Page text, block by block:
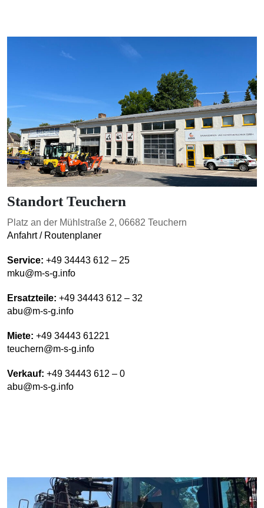
BORKEN
TEUCHERN
Standort Teuchern
Platz an der Mühlstraße 2, 06682 Teuchern
Anfahrt / Routenplaner
Service: +49 34443 612 – 25
mku@m-s-g.info
Ersatzteile: +49 34443 612 – 32
abu@m-s-g.info
Miete: +49 34443 61221
teuchern@m-s-g.info
Verkauf: +49 34443 612 – 0
abu@m-s-g.info